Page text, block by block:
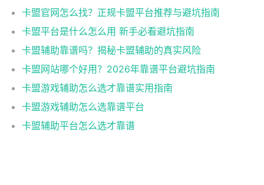
卡盟官网怎么找？正规卡盟平台推荐与避坑指南
卡盟平台是什么怎么用 新手必看避坑指南
卡盟辅助靠谱吗？揭秘卡盟辅助的真实风险
卡盟网站哪个好用？2026年靠谱平台避坑指南
卡盟游戏辅助怎么选才靠谱实用指南
卡盟游戏辅助怎么选靠谱平台
卡盟辅助平台怎么选才靠谱